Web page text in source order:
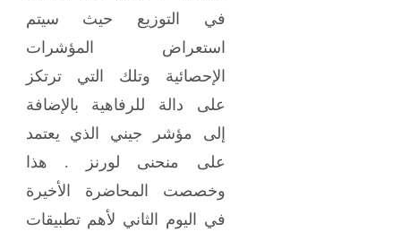
في التوزيع حيث سيتم
استعراض المؤشرات
الإحصائية وتلك التي ترتكز
على دالة للرفاهية بالإضافة
إلى مؤشر جيني الذي يعتمد
على منحنى لورنز . هذا
وخصصت المحاضرة الأخيرة
في اليوم الثاني لأهم تطبيقات